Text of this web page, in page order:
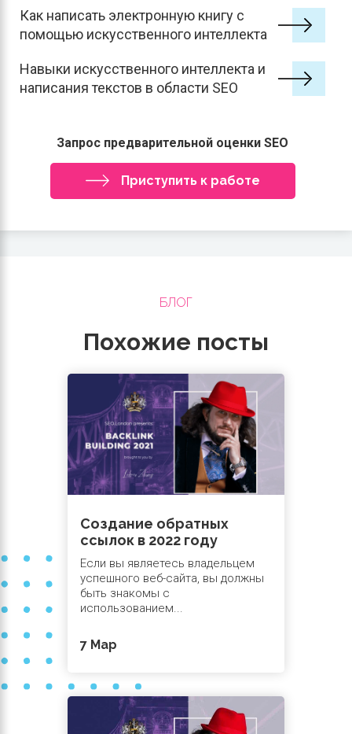
Как написать электронную книгу с
помощью искусственного интеллекта
Навыки искусственного интеллекта и
написания текстов в области SEO
Запрос предварительной оценки SEO
Приступить к работе
БЛОГ
Похожие посты
Создание обратных
ссылок в 2022 году
Если вы являетесь владельцем
успешного веб-сайта, вы должны
быть знакомы с
использованием...
7 Мар